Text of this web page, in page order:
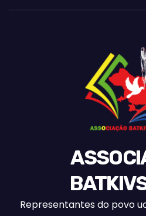
Representantes do povo